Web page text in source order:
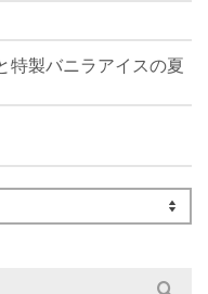
特製バニラアイスの夏